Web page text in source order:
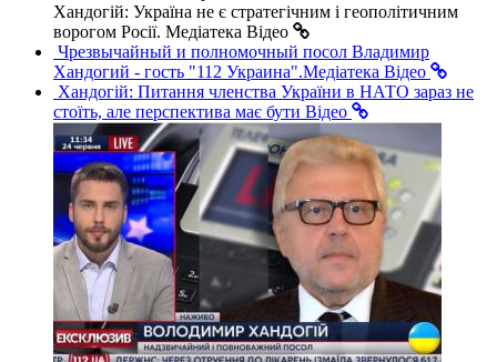
Хандогій: Україна не є стратегічним і геополітичним
ворогом Росії. Медіатека Відео
Чрезвычайный и полномочный посол Владимир
Хандогий - гость "112 Украина".Медіатека Відео
Хандогій: Питання членства України в НАТО зараз не
стоїть, але перспектива має бути Відео